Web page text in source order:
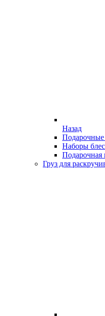
Назад
Подарочные
Наборы
Подарочная
Груз для